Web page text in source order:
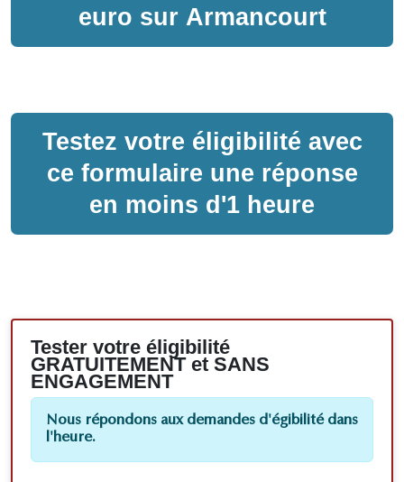
euro sur Armancourt
Testez votre éligibilité avec
ce formulaire une réponse
en moins d'1 heure
Tester votre éligibilité
GRATUITEMENT et SANS
ENGAGEMENT
Nous répondons aux demandes d'égibilité dans
l'heure.